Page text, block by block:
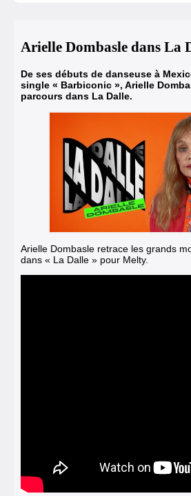
Arielle Dombasle dans La
De ses débuts de danseuse à
single « Barbiconic », Arielle
parcours dans La Dalle.
Arielle Dombasle retrace les grands
dans « La Dalle » pour Melty.